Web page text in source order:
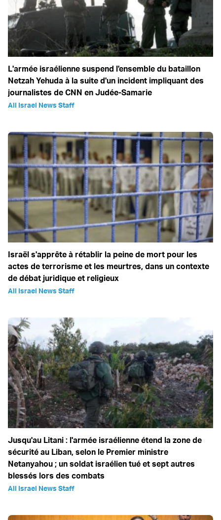
L'armée israélienne suspend l'ensemble du bataillon
Netzah Yehuda à la suite d'un incident impliquant des
journalistes de CNN en Judée-Samarie
All Israel News Staff
Israël s'apprête à rétablir la peine de mort pour les
actes de terrorisme et les meurtres, dans un contexte
de débat juridique et religieux
All Israel News Staff
Jusqu'au Litani : l'armée israélienne étend la zone de
sécurité au Liban, selon le Premier ministre
Netanyahou ; un soldat israélien tué et sept autres
blessés lors des combats
All Israel News Staff